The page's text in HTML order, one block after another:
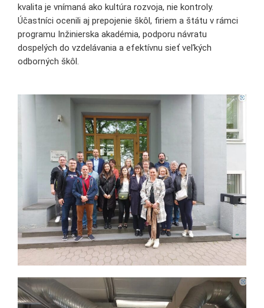
kvalita je vnímaná ako kultúra rozvoja, nie kontroly.
Účastníci ocenili aj prepojenie škôl, firiem a štátu v rámci
programu Inžinierska akadémia, podporu návratu
dospelých do vzdelávania a efektívnu sieť veľkých
odborných škôl.